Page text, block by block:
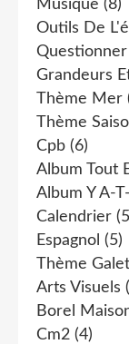
Musique (8)
Outils De
Grandeurs
Thème Mer
Thème
Cpb (6)
Album Tout
Album Y A-
Calendrier
Espagnol (5)
Thème
Arts Visuels
Borel
Cm2 (4)